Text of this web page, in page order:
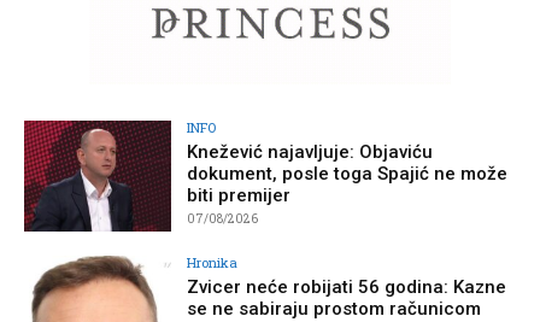
INFO
Knežević najavljuje: Objaviću
dokument, posle toga Spajić ne može
biti premijer
07/08/2026
Hronika
Zvicer neće robijati 56 godina: Kazne
se ne sabiraju prostom računicom